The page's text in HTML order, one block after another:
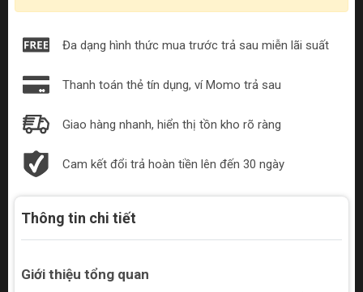
Đa dạng hình thức mua trước trả sau miễn lãi suất
Thanh toán thẻ tín dụng, ví Momo trả sau
Giao hàng nhanh, hiển thị tồn kho rõ ràng
Cam kết đổi trả hoàn tiền lên đến 30 ngày
Thông tin chi tiết
Giới thiệu tổng quan